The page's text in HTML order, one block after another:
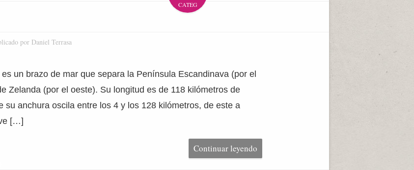
CATEG
por Daniel Terrasa
un brazo de mar que separa la Península Escandinava (por el
Zelanda (por el oeste). Su longitud es de 118 kilómetros de
su anchura oscila entre los 4 y los 128 kilómetros, de este a
[…]
Continuar leyendo